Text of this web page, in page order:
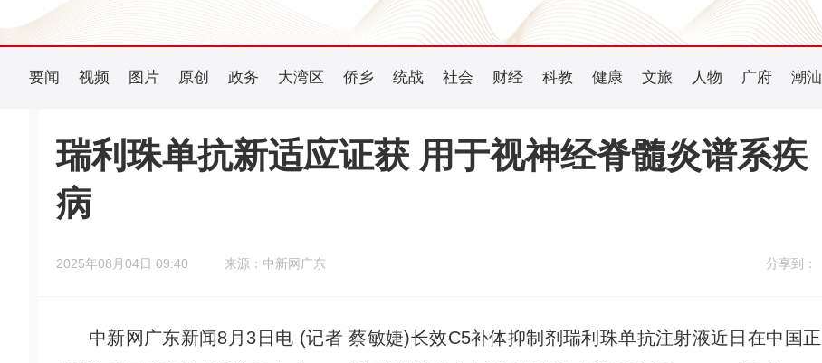
要闻 视频 图片 原创 政务 大湾区 侨乡 统战 社会 财经 科教 健康 文旅 人物 广府 潮汕
瑞利珠单抗新适应证获 用于视神经脊髓炎谱系疾
病
2025年08月04日 09:40 来源：中新网广东 分享到：
中新网广东新闻8月3日电 (记者 蔡敏婕)长效C5补体抑制剂瑞利珠单抗注射液近日在中国正